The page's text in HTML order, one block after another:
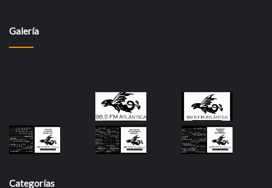
Galería
Categorías